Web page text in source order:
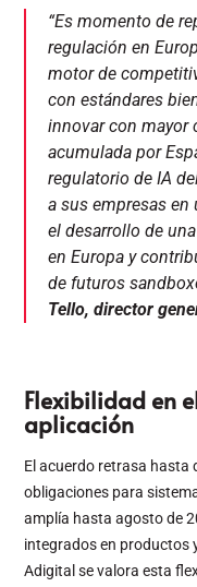
“Es momento de
regulación en
motor de
con estándares
innovar con mayor
acumulada por
regulatorio de IA
a sus empresas
el desarrollo de
en Europa y
de futuros
Tello, director
Flexibilidad en
aplicación
El acuerdo retrasa hasta
obligaciones para
amplía hasta agosto de
integrados en productos
Adigital se valora esta